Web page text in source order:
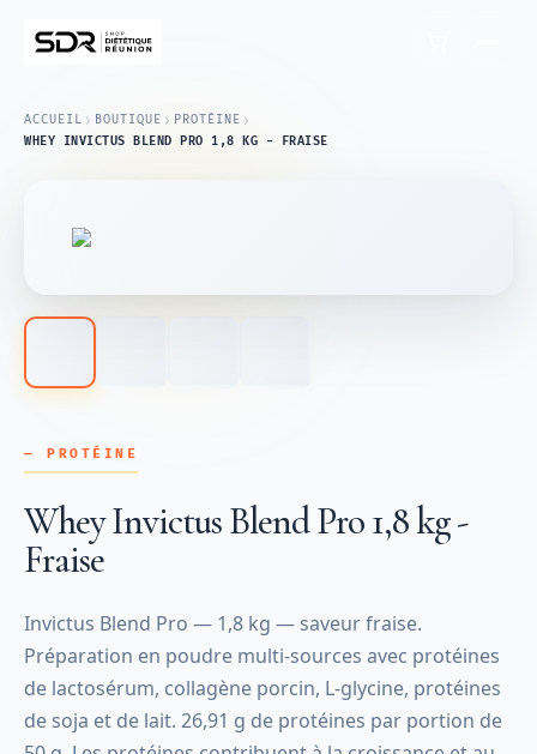
ACCUEIL › BOUTIQUE › PROTÉINE ›
WHEY INVICTUS BLEND PRO 1,8 KG - FRAISE
— PROTÉINE
Whey Invictus Blend Pro 1,8 kg -
Fraise
Invictus Blend Pro — 1,8 kg — saveur fraise.
Préparation en poudre multi-sources avec protéines
de lactosérum, collagène porcin, L-glycine, protéines
de soja et de lait. 26,91 g de protéines par portion de